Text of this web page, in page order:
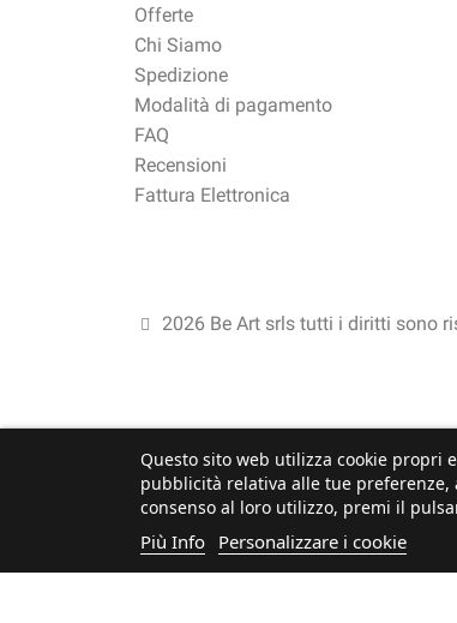
Offerte
Chi Siamo
Spedizione
Modalità di pagamento
FAQ
Recensioni
Fattura Elettronica
2026 Be Art srls tutti i diritti sono
Questo sito web utilizza cookie
pubblicità relativa alle tue
consenso al loro utilizzo, premi il
Più Info Personalizzare i cookie